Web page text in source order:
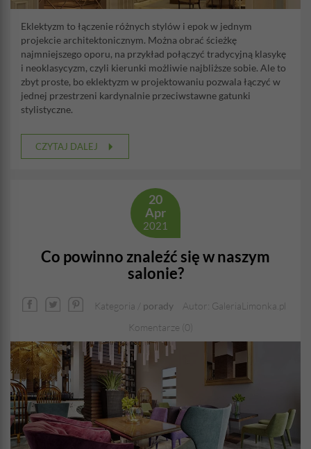
Eklektyzm to łączenie różnych stylów i epok w jednym
projekcie architektonicznym. Można obrać ścieżkę
najmniejszego oporu, na przykład połączyć tradycyjną klasykę
i neoklasycyzm, czyli kierunki możliwie najbliższe sobie. Ale to
zbyt proste, bo eklektyzm w projektowaniu pozwala łączyć w
jednej przestrzeni kardynalnie przeciwstawne gatunki
stylistyczne.
CZYTAJ DALEJ
20
Apr
2021
Co powinno znaleźć się w naszym
salonie?
Kategoria / porady
Autor: GaleriaLimonka.pl
Komentarze (0)